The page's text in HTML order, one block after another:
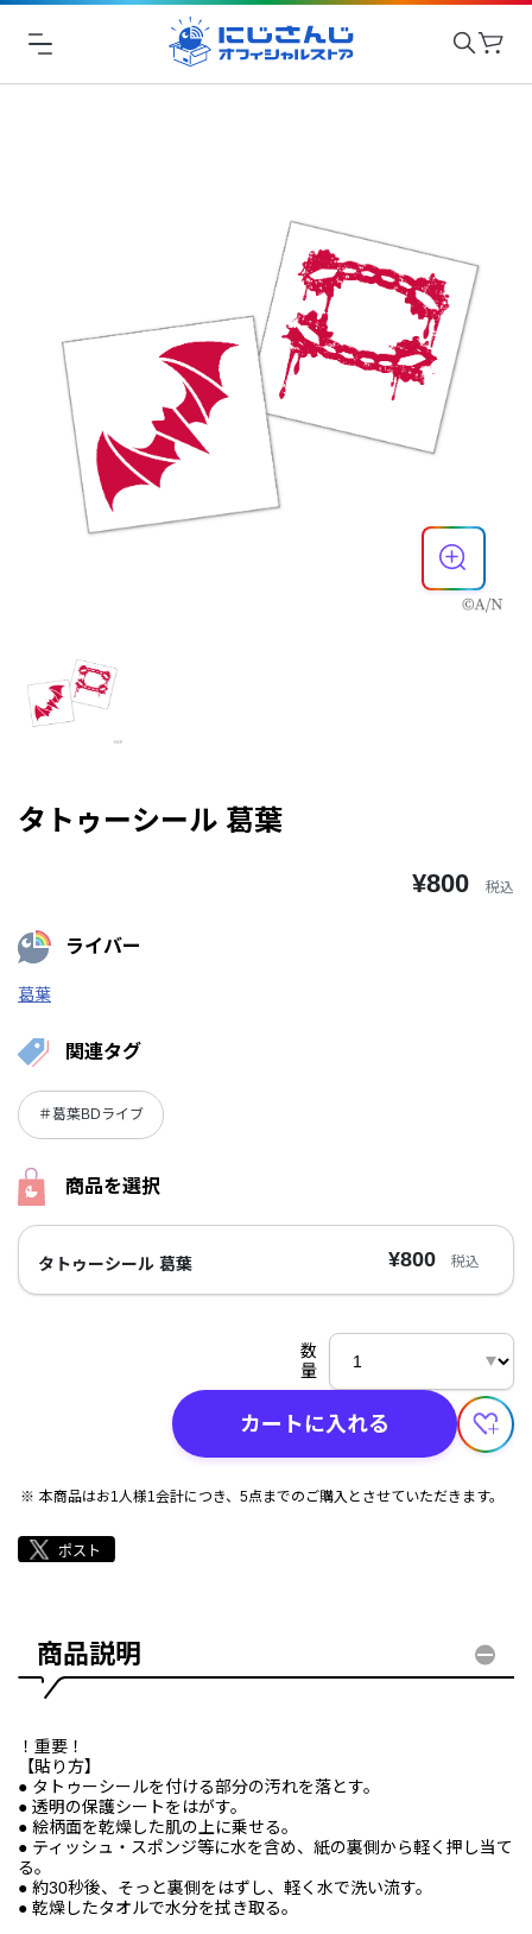
タトゥーシール 葛葉
¥800 税込
ライバー
葛葉
関連タグ
＃葛葉BDライブ
商品を選択
タトゥーシール 葛葉 ¥800 税込
数
量
カートに入れる
本商品はお1人様1会計につき、5点までのご購入とさせていただきます。
商品説明
！重要！
【貼り方】
● タトゥーシールを付ける部分の汚れを落とす。
● 透明の保護シートをはがす。
● 絵柄面を乾燥した肌の上に乗せる。
● ティッシュ・スポンジ等に水を含め、紙の裏側から軽く押し当て
る。
● 約30秒後、そっと裏側をはずし、軽く水で洗い流す。
● 乾燥したタオルで水分を拭き取る。